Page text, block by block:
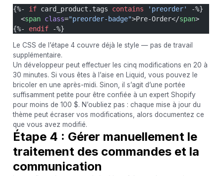
{%- if card_product.tags contains 'preorder'
-%}
  <
span class="preorder-badge">Pre-Order</span>
{%- endif -%}
Le CSS de l’étape 4 couvre déjà le style — pas de travail
supplémentaire.
Un développeur peut effectuer les cinq modifications en 20 à
30 minutes. Si vous êtes à l’aise en Liquid, vous pouvez le
bricoler en une après-midi. Sinon, il s’agit d’une portée
suffisamment petite pour être confiée à un expert Shopify
pour moins de 100 $. N’oubliez pas : chaque mise à jour du
thème peut écraser vos modifications, alors documentez ce
que vous avez modifié.
Étape 4 : Gérer manuellement le
traitement des commandes et la
communication